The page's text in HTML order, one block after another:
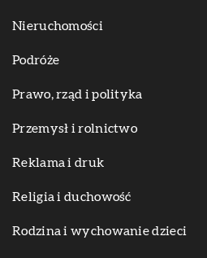
Nieruchomości
Podróże
Prawo, rząd i polityka
Przemysł i rolnictwo
Reklama i druk
Religia i duchowość
Rodzina i wychowanie dzieci